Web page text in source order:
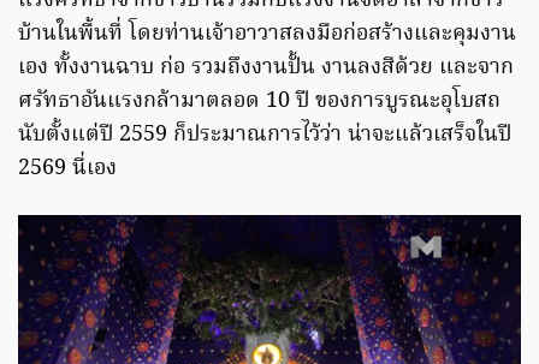
บ้านในพื้นที่ โดยท่านเจ้าอาวาสลงมือก่อสร้างและคุมงาน
เอง ทั้งงานฉาบ ก่อ รวมถึงงานปั้น งานลงสีด้วย และจาก
ศรัทธาอันแรงกล้ามาตลอด 10 ปี ของการบูรณะอุโบสถ
นับตั้งแต่ปี 2559 ก็ประมาณการไว้ว่า น่าจะแล้วเสร็จในปี
2569 นี่เอง